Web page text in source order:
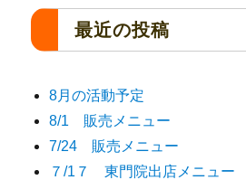
最近の投稿
8月の活動予定
8/1 販売メニュー
7/24 販売メニュー
７/1７ 東門院出店メニュー